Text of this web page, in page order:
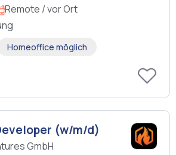
Remote / vor Ort
Homeoffice möglich
(w/m/d)
GmbH